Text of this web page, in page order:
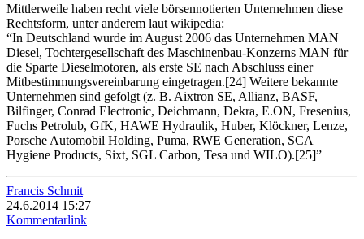
Mittlerweile haben recht viele börsennotierten Unternehmen diese
Rechtsform, unter anderem laut wikipedia:
“In Deutschland wurde im August 2006 das Unternehmen MAN
Diesel, Tochtergesellschaft des Maschinenbau-Konzerns MAN für
die Sparte Dieselmotoren, als erste SE nach Abschluss einer
Mitbestimmungsvereinbarung eingetragen.[24] Weitere bekannte
Unternehmen sind gefolgt (z. B. Aixtron SE, Allianz, BASF,
Bilfinger, Conrad Electronic, Deichmann, Dekra, E.ON, Fresenius,
Fuchs Petrolub, GfK, HAWE Hydraulik, Huber, Klöckner, Lenze,
Porsche Automobil Holding, Puma, RWE Generation, SCA
Hygiene Products, Sixt, SGL Carbon, Tesa und WILO).[25]”
Francis Schmit
24.6.2014 15:27
Kommentarlink